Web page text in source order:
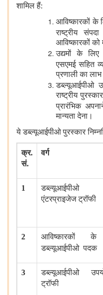
शामिल हैं:
आविष्कारकों के
राष्ट्रीय
आविष्कारकों को
उद्यमों के लिए
एसएमई सहित
प्रणाली का
डब्ल्यूआईपीओ
राष्ट्रीय
प्रारंभिक
मान्यता देना।
ये डब्ल्यूआईपीओ पुरस्कार
क्र.
सं.
वर्ग
1
डब्ल्यूआईपीओ
एंटरप्राइजेज ट्रॉफी
2
आविष्कारकों
डब्ल्यूआईपीओ पदक
3
डब्ल्यूआईपीओ
ट्रॉफी